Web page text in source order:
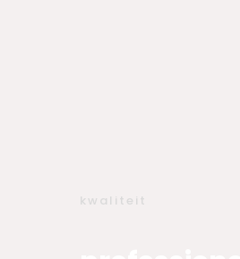
kwaliteit